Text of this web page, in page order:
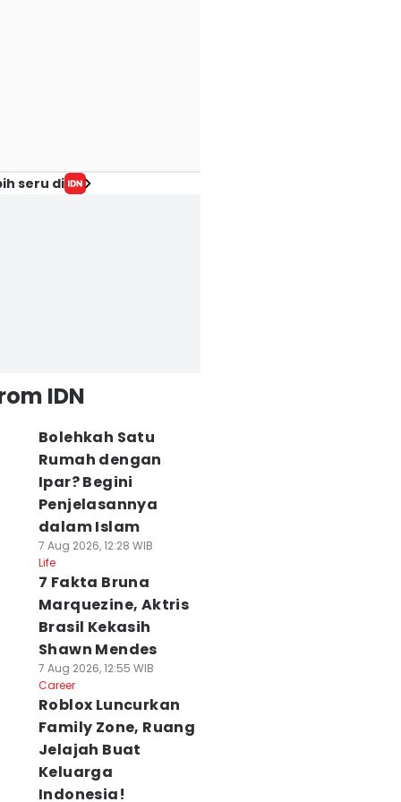
seru di
IDN
Bolehkah Satu
Rumah dengan
Ipar? Begini
Penjelasannya
dalam Islam
7 Aug 2026, 12:28 WIB
Life
7 Fakta Bruna
Marquezine, Aktris
Brasil Kekasih
Shawn Mendes
7 Aug 2026, 12:55 WIB
Career
Roblox Luncurkan
Family Zone, Ruang
Jelajah Buat
Keluarga
Indonesia!